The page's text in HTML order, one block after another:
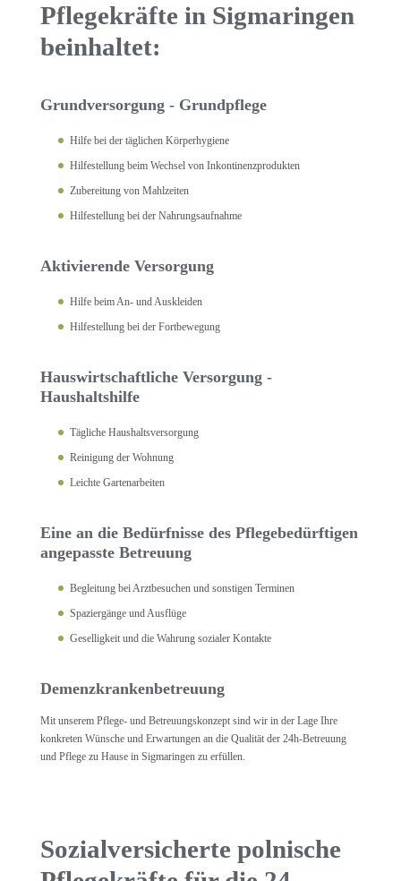
Pflegekräfte in Sigmaringen
beinhaltet:
Grundversorgung - Grundpflege
Hilfe bei der täglichen Körperhygiene
Hilfestellung beim Wechsel von Inkontinenzprodukten
Zubereitung von Mahlzeiten
Hilfestellung bei der Nahrungsaufnahme
Aktivierende Versorgung
Hilfe beim An- und Auskleiden
Hilfestellung bei der Fortbewegung
Hauswirtschaftliche Versorgung -
Haushaltshilfe
Tägliche Haushaltsversorgung
Reinigung der Wohnung
Leichte Gartenarbeiten
Eine an die Bedürfnisse des Pflegebedürftigen
angepasste Betreuung
Begleitung bei Arztbesuchen und sonstigen Terminen
Spaziergänge und Ausflüge
Geselligkeit und die Wahrung sozialer Kontakte
Demenzkrankenbetreuung
Mit unserem Pflege- und Betreuungskonzept sind wir in der Lage Ihre
konkreten Wünsche und Erwartungen an die Qualität der 24h-Betreuung
und Pflege zu Hause in Sigmaringen zu erfüllen.
Sozialversicherte polnische